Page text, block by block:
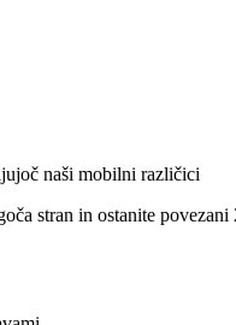
naši mobilni različici
stran in ostanite